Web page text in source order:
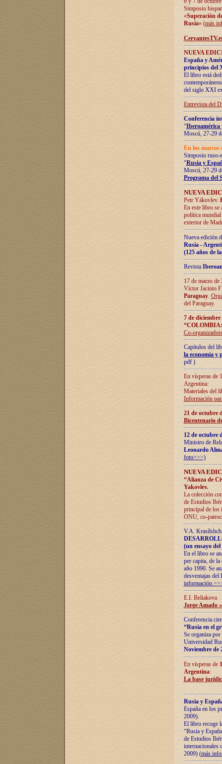
Simposio
«Superación
Rusia» (más
NUEVA
España y
principios del
El libro está
del siglo XXI
Entrevista del
Conferencia
“Iberoamérica
Moscú, 27-29
En los marcos
Simposio ruso-
"Rusia y
Moscú, 27-29
Programa del
NUEVA
Petr Yákovlev.
En este libro se
política mundial
exterior de
Nueva edición
Rusia -
(125 años de
Revista
17 de marzo
Víctor Jacinto
Paraguay.
del Paraguay.
7 de
Co-
Capítulos del
la economía y
pdf )
En vísperas de
Argentina:
Materiales del
Información
21 de octubre
Bicentenario
12 de octubre
Ministro de
Leonardo
foto>>>)
NUEVA
“Alianza de
Yakovlev.
La colección
de Estudios
principal de los
ONU, co-
V.A.
(un ensayo
En el libro se
per capita, de
año 1990. Se
desventajas
información
E.I. Beliakova
Jorge Amado
Conferencia
“Rusia en el
Se organiza
Universidad
Noviembre de
En vísperas de
Argentina:
La base
Rusia y
España en los
2009).
El libro recoge
“Rusia y
de Estudios
internacionales
2009) (más